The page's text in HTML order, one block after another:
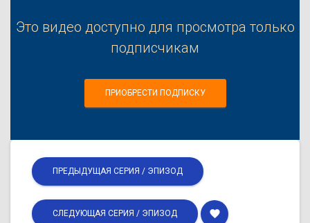
Это видео доступно для просмотра только
подписчикам
ПРИОБРЕСТИ ПОДПИСКУ
ПРЕДЫДУЩАЯ СЕРИЯ / ЭПИЗОД
СЛЕДУЮЩАЯ СЕРИЯ / ЭПИЗОД favorite